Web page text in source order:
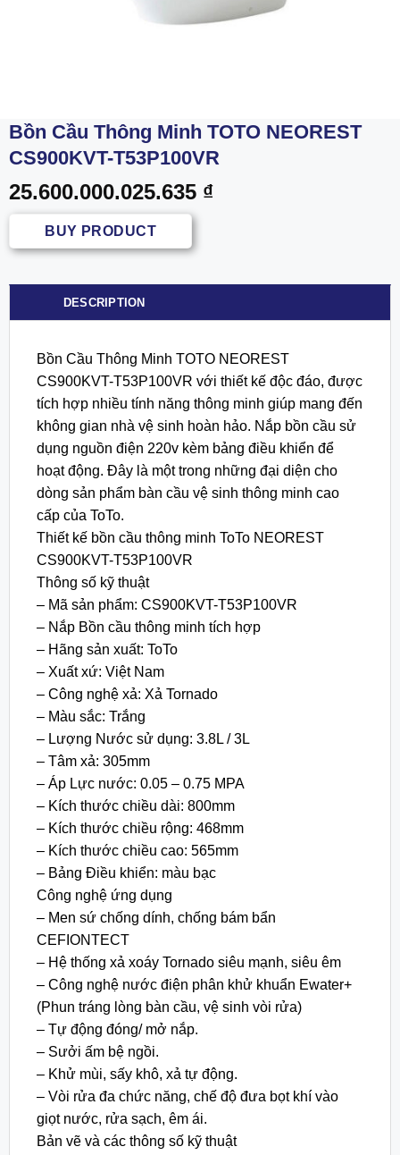
Bồn Cầu Thông Minh TOTO NEOREST
CS900KVT-T53P100VR
25.600.000.025.635 ₫
BUY PRODUCT
DESCRIPTION
Bồn Cầu Thông Minh TOTO NEOREST
CS900KVT-T53P100VR với thiết kế độc đáo, được
tích hợp nhiều tính năng thông minh giúp mang đến
không gian nhà vệ sinh hoàn hảo. Nắp bồn cầu sử
dụng nguồn điện 220v kèm bảng điều khiển để
hoạt động. Đây là một trong những đại diện cho
dòng sản phẩm bàn cầu vệ sinh thông minh cao
cấp của ToTo.
Thiết kế bồn cầu thông minh ToTo NEOREST
CS900KVT-T53P100VR
Thông số kỹ thuật
– Mã sản phẩm: CS900KVT-T53P100VR
– Nắp Bồn cầu thông minh tích hợp
– Hãng sản xuất: ToTo
– Xuất xứ: Việt Nam
– Công nghệ xả: Xả Tornado
– Màu sắc: Trắng
– Lượng Nước sử dụng: 3.8L / 3L
– Tâm xả: 305mm
– Áp Lực nước: 0.05 – 0.75 MPA
– Kích thước chiều dài: 800mm
– Kích thước chiều rộng: 468mm
– Kích thước chiều cao: 565mm
– Bảng Điều khiển: màu bạc
Công nghệ ứng dụng
– Men sứ chống dính, chống bám bẩn
CEFIONTECT
– Hệ thống xả xoáy Tornado siêu mạnh, siêu êm
– Công nghệ nước điện phân khử khuẩn Ewater+
(Phun tráng lòng bàn cầu, vệ sinh vòi rửa)
– Tự động đóng/ mở nắp.
– Sưởi ấm bệ ngồi.
– Khử mùi, sấy khô, xả tự động.
– Vòi rửa đa chức năng, chế độ đưa bọt khí vào
giọt nước, rửa sạch, êm ái.
Bản vẽ và các thông số kỹ thuật